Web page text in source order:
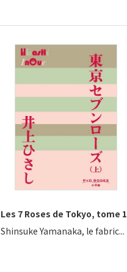
Les 7 Roses de Tokyo, tome 1
Shinsuke Yamanaka, le fabric...